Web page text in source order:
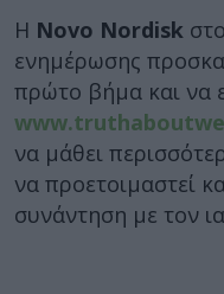
Η Novo Nordisk
ενημέρωσης
πρώτο βήμα και να
να μάθει
να προετοιμαστεί
συνάντηση με τον